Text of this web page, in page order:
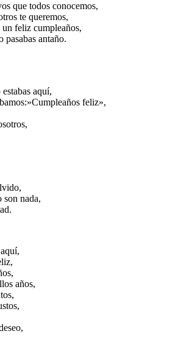
que todos conocemos,
te queremos,
un feliz cumpleaños,
pasabas antaño.
aquí,
feliz»,
son nada,
años,